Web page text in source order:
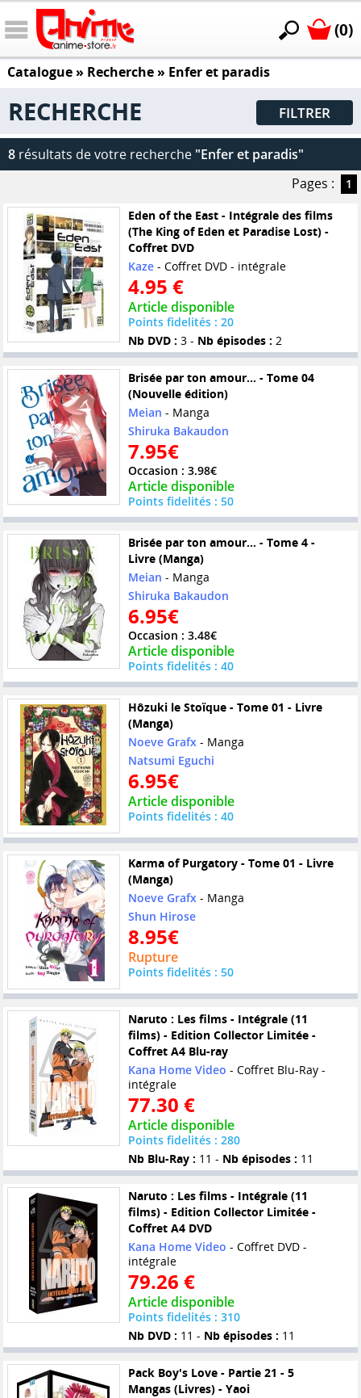
(0)
Catalogue» Recherche » Enfer et paradis
RECHERCHE FILTRER
8 résultats de votre recherche "Enfer et paradis"
Pages :
1
Eden of the East - Intégrale des films
(The King of Eden et Paradise Lost) -
Coffret DVD
Kaze- Coffret DVD - intégrale
4.95 €
Article disponible
Points fidelités : 20
Nb DVD : 3 - Nb épisodes : 2
Brisée par ton amour... - Tome 04
(Nouvelle édition)
Meian - Manga
Shiruka Bakaudon
7.95€
Occasion : 3.98€
Article disponible
Points fidelités : 50
Brisée par ton amour... - Tome 4 -
Livre (Manga)
Meian - Manga
Shiruka Bakaudon
6.95€
Occasion : 3.48€
Article disponible
Points fidelités : 40
Hôzuki le Stoïque - Tome 01 - Livre
(Manga)
Noeve Grafx- Manga
Natsumi Eguchi
6.95€
Article disponible
Points fidelités : 40
Karma of Purgatory - Tome 01 - Livre
(Manga)
Noeve Grafx- Manga
Shun Hirose
8.95€
Rupture
Points fidelités : 50
Naruto : Les films - Intégrale (11
films) - Edition Collector Limitée -
Coffret A4 Blu-ray
Kana Home Video - Coffret Blu-Ray -
intégrale
77.30 €
Article disponible
Points fidelités : 280
Nb Blu-Ray : 11 - Nb épisodes : 11
Naruto : Les films - Intégrale (11
films) - Edition Collector Limitée -
Coffret A4 DVD
Kana Home Video - Coffret DVD -
intégrale
79.26 €
Article disponible
Points fidelités : 310
Nb DVD : 11 - Nb épisodes : 11
Pack Boy's Love - Partie 21 - 5
Mangas (Livres) - Yaoi